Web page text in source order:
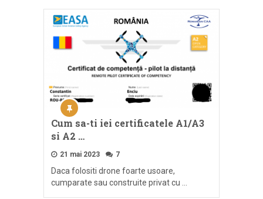
Cum sa-ti iei certificatele A1/A3
si A2 …
21 mai 2023 7
Daca folositi drone foarte usoare,
cumparate sau construite privat cu …